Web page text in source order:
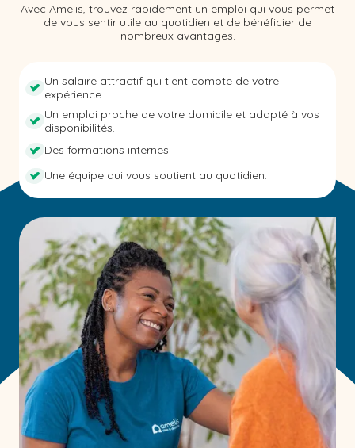
Avec Amelis, trouvez rapidement un emploi qui vous permet
de vous sentir utile au quotidien et de bénéficier de
nombreux avantages.
Un salaire attractif qui tient compte de votre
expérience.
Un emploi proche de votre domicile et adapté à vos
disponibilités.
Des formations internes.
Une équipe qui vous soutient au quotidien.